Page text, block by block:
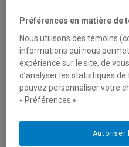
L’équipe de gestion en
immobilier
Préférences en matière de
Nous utilisons des témoins
informations qui nous
expérience sur le site, de
d’analyser les statistiques
pouvez personnaliser votre
« Préférences ».
Autoriser